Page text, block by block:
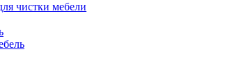
чистки мебели